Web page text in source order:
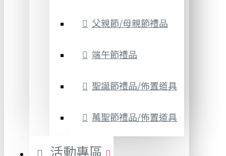
父親節/母親節禮品
端午節禮品
聖誕節禮品/佈置道具
萬聖節禮品/佈置道具
活動專區